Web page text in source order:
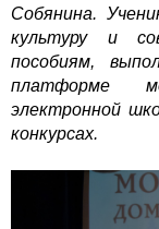
Собянина.
культуру и
пособиям,
платформе
электронной
конкурсах.